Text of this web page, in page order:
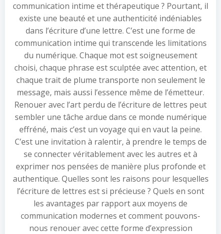
communication intime et thérapeutique ? Pourtant, il
existe une beauté et une authenticité indéniables
dans l’écriture d’une lettre. C’est une forme de
communication intime qui transcende les limitations
du numérique. Chaque mot est soigneusement
choisi, chaque phrase est sculptée avec attention, et
chaque trait de plume transporte non seulement le
message, mais aussi l’essence même de l’émetteur.
Renouer avec l’art perdu de l’écriture de lettres peut
sembler une tâche ardue dans ce monde numérique
effréné, mais c’est un voyage qui en vaut la peine.
C’est une invitation à ralentir, à prendre le temps de
se connecter véritablement avec les autres et à
exprimer nos pensées de manière plus profonde et
authentique. Quelles sont les raisons pour lesquelles
l’écriture de lettres est si précieuse ? Quels en sont
les avantages par rapport aux moyens de
communication modernes et comment pouvons-
nous renouer avec cette forme d’expression